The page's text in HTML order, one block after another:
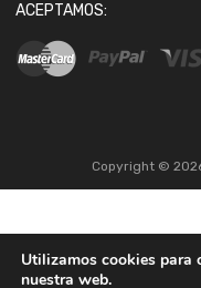
ACEPTAMOS:
Copyright ©
Utilizamos cookies para
nuestra web.